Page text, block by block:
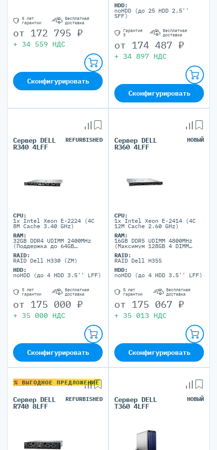
5 лет
гарантии
Бесплатная
доставка
от 172 795 ₽
+ 34 559 НДС
Сконфигурировать
HDD:
noHDD (до 25 HDD 2.5''
SFF)
Гарантия
3
Бесплатная
доставка
от 174 487 ₽
+ 34 897 НДС
Сконфигурировать
Сервер DELL
R340 4LFF
REFURBISHED
CPU:
1x Intel Xeon E-2224 (4C
8M Cache 3.40 GHz)
RAM:
32GB DDR4 UDIMM 2400MHz
(Поддержка до 64GB
портов)
RAID:
RAID Dell H330 (ZM)
HDD:
noHDD (до 4 HDD 3.5'' LFF)
5 лет
гарантии
Бесплатная
доставка
от 175 000 ₽
+ 35 000 НДС
Сконфигурировать
Сервер DELL
R360 4LFF
НОВЫЙ
CPU:
1x Intel Xeon E-2414 (4C
12M Cache 2.60 GHz)
RAM:
16GB DDR5 UDIMM 4800MHz
(Максимум 128GB 4 DIMM
RAID:
RAID Dell H355
HDD:
noHDD (до 4 HDD 3.5'' LFF)
5 лет
гарантии
Бесплатная
доставка
от 175 067 ₽
+ 35 013 НДС
Сконфигурировать
% ВЫГОДНОЕ ПРЕДЛОЖЕНИЕ
Сервер DELL
R740 8LFF
REFURBISHED Сервер DELL
T360 4LFF
НОВЫЙ